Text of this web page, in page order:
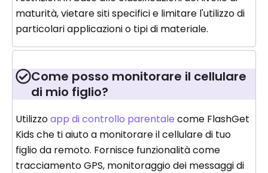
maturità, vietare siti specifici e limitare l'utilizzo di
particolari applicazioni o tipi di materiale.
Come posso monitorare il cellulare
di mio figlio?
Utilizzoapp di controllo parentale come FlashGet
Kids che ti aiuto a monitorare il cellulare di tuo
figlio da remoto. Fornisce funzionalità come
tracciamento GPS, monitoraggio dei messaggi di